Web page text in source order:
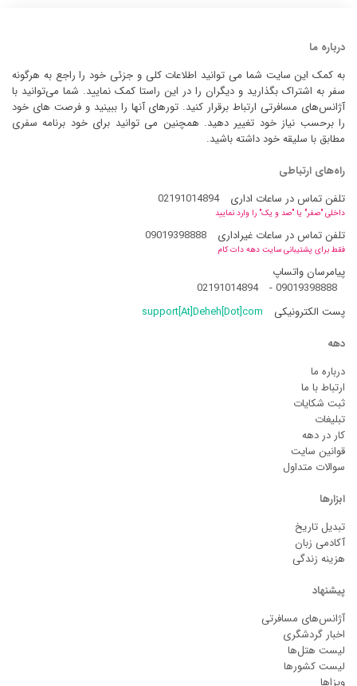
درباره ما
به کمک این سایت شما می توانید اطلاعات کلی و جزئی خود را راجع به هرگونه
سفر به اشتراک بگذارید و دیگران را در این راستا کمک نمایید. شما می‌توانید با
آژانس‌های مسافرتی ارتباط برقرار کنید. تورهای آنها را ببینید و فرصت های خود
را برحسب نیاز خود تغییر دهید. همچنین می توانید برای خود برنامه سفری
مطابق با سلیقه خود داشته باشید.
راه‌های ارتباطی
تلفن تماس در ساعات اداری
02191014894
داخلی "صفر" یا "صد و یک" را وارد نمایید
تلفن تماس در ساعات غیراداری 09019398888
فقط برای پشتیبانی سایت دهه دات کام
پیامرسان واتساپ
09019398888
-
02191014894
پست الکترونیکی
support[At]Deheh[Dot]com
دهه
درباره ما
ارتباط با ما
ثبت شکایات
تبلیغات
کار در دهه
قوانین سایت
سوالات متداول
ابزارها
تبدیل تاریخ
آکادمی زبان
هزینه زندگی
پیشنهاد
آژانس‌های مسافرتی
اخبار گردشگری
لیست هتل‌ها
لیست کشورها
ویزاها